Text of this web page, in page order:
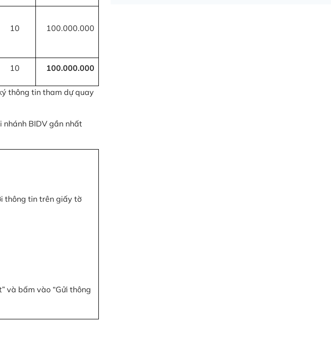
10 100.000.000
10 100.000.000
thông tin tham dự quay
nhánh BIDV gần nhất
thông tin trên giấy tờ
và bấm vào “Gửi thông